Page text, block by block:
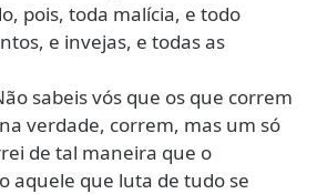
pois, toda malícia, e todo
e invejas, e todas as
sabeis vós que os que correm
verdade, correm, mas um só
de tal maneira que o
aquele que luta de tudo se